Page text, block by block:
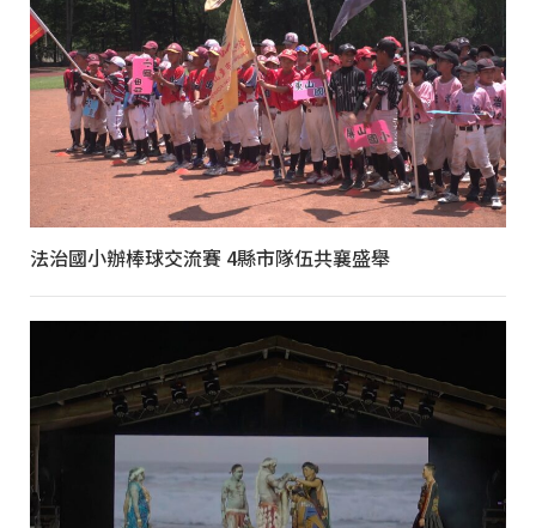
法治國小辦棒球交流賽 4縣市隊伍共襄盛舉